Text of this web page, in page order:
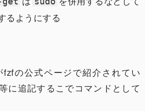
るようにする
fzfの公式ページで紹介されてい
に追記するこでコマンドとして